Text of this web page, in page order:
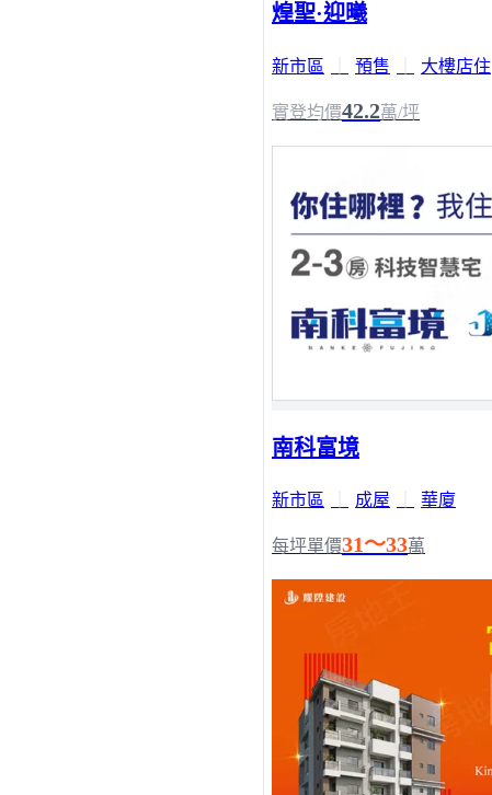
煌聖·迎曦
新市區 預售 大樓店住
實登均價42.2萬/坪
南科富境
新市區 成屋 華廈
每坪單價31～33萬